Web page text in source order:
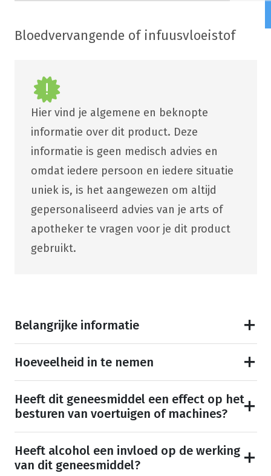
Bloedvervangende of infuusvloeistof
Hier vind je algemene en beknopte
informatie over dit product. Deze
informatie is geen medisch advies en
omdat iedere persoon en iedere situatie
uniek is, is het aangewezen om altijd
gepersonaliseerd advies van je arts of
apotheker te vragen voor je dit product
gebruikt.
Belangrijke informatie
Hoeveelheid in te nemen
Heeft dit geneesmiddel een effect op het
besturen van voertuigen of machines?
Heeft alcohol een invloed op de werking
van dit geneesmiddel?